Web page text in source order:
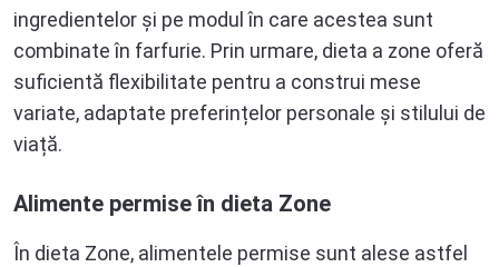
ingredientelor și pe modul în care acestea sunt
combinate în farfurie. Prin urmare, dieta a zone oferă
suficientă flexibilitate pentru a construi mese
variate, adaptate preferințelor personale și stilului de
viață.
Alimente permise în dieta Zone
În dieta Zone, alimentele permise sunt alese astfel